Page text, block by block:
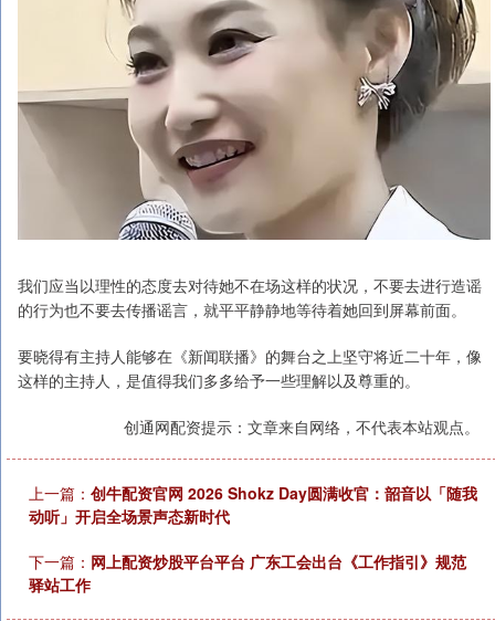
我们应当以理性的态度去对待她不在场这样的状况，不要去进行造谣
的行为也不要去传播谣言，就平平静静地等待着她回到屏幕前面。
要晓得有主持人能够在《新闻联播》的舞台之上坚守将近二十年，像
这样的主持人，是值得我们多多给予一些理解以及尊重的。
创通网配资提示：文章来自网络，不代表本站观点。
上一篇： 创牛配资官网 2026 Shokz Day圆满收官：韶音以「随我
动听」开启全场景声态新时代
下一篇： 网上配资炒股平台平台 广东工会出台《工作指引》规范
驿站工作